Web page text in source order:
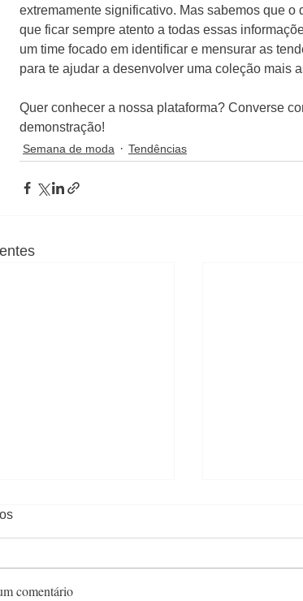
extremamente significativo. Mas sabemos que
que ficar sempre atento a todas essas
um time focado em identificar e mensurar as
para te ajudar a desenvolver uma coleção mais
Quer conhecer a nossa plataforma? Converse
demonstração!
Semana de moda Tendências
comentário